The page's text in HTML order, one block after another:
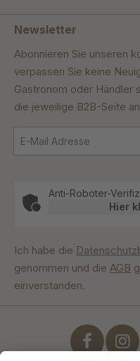
Newsletter
Abonnieren Sie unseren
verpassen Sie keine
Gastronom oder Händler
die jeweilige B2B-Seite
Anti-Roboter-
Hier
Ich habe die
genommen und die AGB
einverstanden.